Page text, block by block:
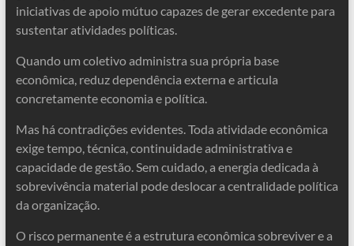
iniciativas de apoio mútuo capazes de gerar excedente para
sustentar atividades políticas.
Quando um coletivo administra sua própria base
econômica, reduz dependência externa e articula
concretamente economia e política.
Mas há contradições evidentes. Toda atividade econômica
exige tempo, técnica, continuidade administrativa e
capacidade de gestão. Sem cuidado, a energia dedicada à
sobrevivência material pode deslocar a centralidade política
da organização.
O risco permanente é a estrutura econômica sobreviver e a